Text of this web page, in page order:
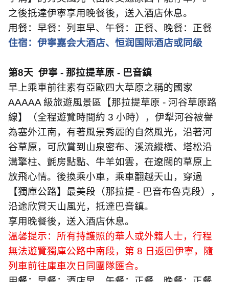
之後抵達伊寧享用晚餐後，送入酒店休息。
用餐： 早餐：列車早、午餐：正餐、晚餐：正餐
住宿：伊寧嘉会大酒店、恒润国际酒店或同级
第8天 伊寧 - 那拉提草原 - 巴音鎮
早上乘車前往素有亞歐四大草原之稱的國家
AAAAA 級旅遊風景區【那拉提草原 - 河谷草原路
線】（全程遊覽時間約 3 小時），伊犁河谷被譽
為塞外江南，有著風景秀麗的自然風光，沿著河
谷草原，可欣賞到山泉密布、溪流縱橫、塔松沿
溝擎柱、氈房點點、牛羊如雲，在遼闊的草原上
放飛心情。後換乘小車，乘車翻越天山，穿過
【獨庫公路】最美段（那拉提 - 巴音布魯克段），
沿途欣賞天山風光，抵達巴音鎮。
享用晚餐後，送入酒店休息。
溫馨提示：所有持護照的華人或外籍人士，行程
無法遊覽獨庫公路中南段，第 8 日返回伊寧，隨
列車前往庫車次日同團隊匯合。